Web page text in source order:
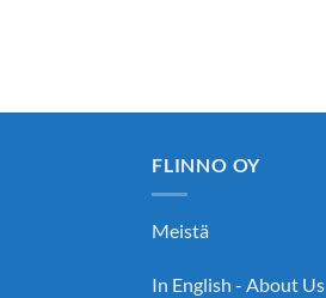
FLINNO OY
Meistä
In English - About Us